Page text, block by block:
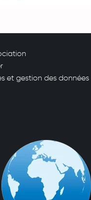
et gestion des données